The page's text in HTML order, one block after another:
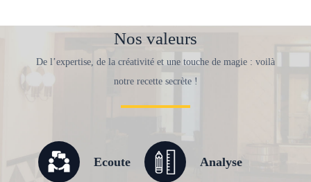
Nos valeurs
De l’expertise, de la créativité et une touche de magie : voilà
notre recette secrète !
Ecoute Analyse